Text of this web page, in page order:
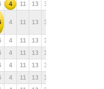
4 11 13 32
4 11 13 32
4 11 13 32
4 11 13 32
4 11 13 32
4 11 13 32